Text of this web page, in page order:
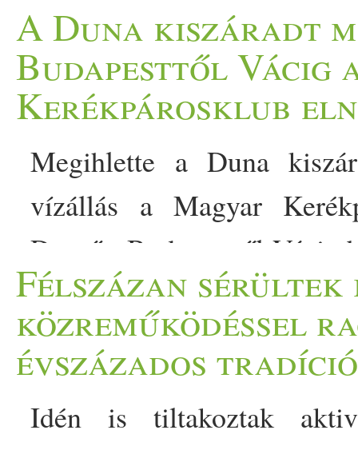
A Duna kiszáradt
Budapesttől Vácig
Kerékpárosklub
Megihlette a Duna
vízállás a Magyar
Dezsőt: Budapesttől
kedd reggel már csak
októberében felállított
megdőlt. A
bringáztam Budapesttől
Félszázan sérültek
közreműködéssel
évszázados
Idén is tiltakoztak